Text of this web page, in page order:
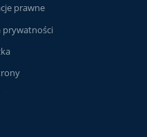
prawne
prywatności